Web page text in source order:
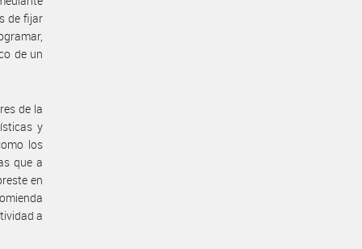
de fijar
de un
de la
y
los
que a
en
a